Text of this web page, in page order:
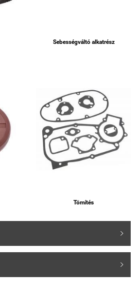
Sebességváltó alkatrész
Tömítés

